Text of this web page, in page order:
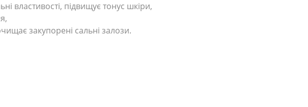
властивості, підвищує тонус шкіри,
закупорені сальні залози.